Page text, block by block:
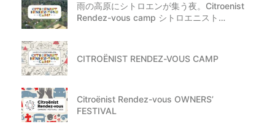
雨の高原にシトロエンが集う夜。Citroenist
Rendez-vous camp シトロエニスト…
CITROËNIST RENDEZ-VOUS CAMP
Citroënist Rendez-vous OWNERS’
FESTIVAL